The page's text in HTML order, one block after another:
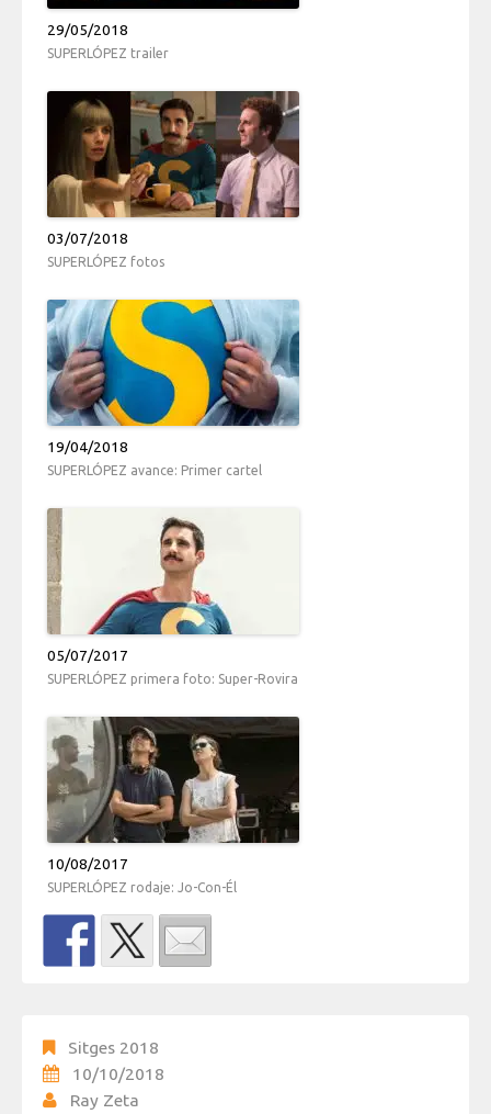
29/05/2018
SUPERLÓPEZ trailer
03/07/2018
SUPERLÓPEZ fotos
19/04/2018
SUPERLÓPEZ avance: Primer cartel
05/07/2017
SUPERLÓPEZ primera foto: Super-Rovira
10/08/2017
SUPERLÓPEZ rodaje: Jo-Con-Él
Sitges 2018
10/10/2018
Ray Zeta